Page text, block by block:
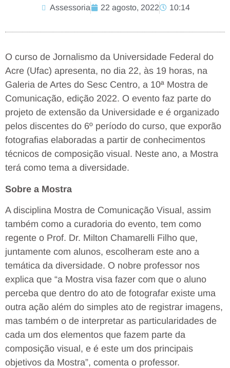
Assessoria 22 agosto, 2022 10:14
O curso de Jornalismo da Universidade Federal do
Acre (Ufac) apresenta, no dia 22, às 19 horas, na
Galeria de Artes do Sesc Centro, a 10ª Mostra de
Comunicação, edição 2022. O evento faz parte do
projeto de extensão da Universidade e é organizado
pelos discentes do 6º período do curso, que exporão
fotografias elaboradas a partir de conhecimentos
técnicos de composição visual. Neste ano, a Mostra
terá como tema a diversidade.
Sobre a Mostra
A disciplina Mostra de Comunicação Visual, assim
também como a curadoria do evento, tem como
regente o Prof. Dr. Milton Chamarelli Filho que,
juntamente com alunos, escolheram este ano a
temática da diversidade. O nobre professor nos
explica que “a Mostra visa fazer com que o aluno
perceba que dentro do ato de fotografar existe uma
outra ação além do simples ato de registrar imagens,
mas também o de interpretar as particularidades de
cada um dos elementos que fazem parte da
composição visual, e é este um dos principais
objetivos da Mostra”, comenta o professor.